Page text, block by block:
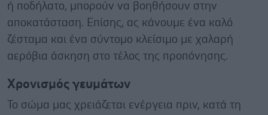
ή ποδήλατο, μπορούν να βοηθήσουν στην
αποκατάσταση. Επίσης, ας κάνουμε ένα καλό
ζέσταμα και ένα σύντομο κλείσιμο με χαλαρή
αερόβια άσκηση στο τέλος της προπόνησης.
Χρονισμός γευμάτων
Το σώμα μας χρειάζεται ενέργεια πριν, κατά τη